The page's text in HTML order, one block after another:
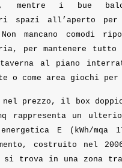
mentre i bue
spazi all’aperto per
mancano comodi
per mantenere
taverna al piano
o come area giochi
nel prezzo, il box
rappresenta un
E (kWh/mqa
costruito nel
si trova in una zona